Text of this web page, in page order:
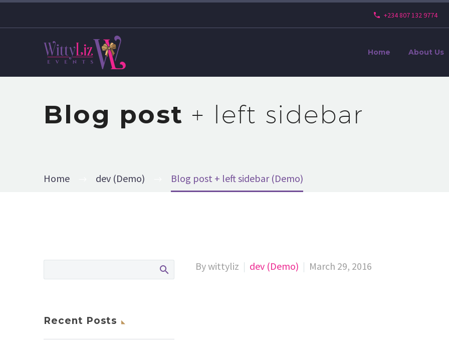
+234 807 132 9774
Home About Us
Blog post + left sidebar
Home dev (Demo) Blog post + left sidebar (Demo)
By wittyliz dev (Demo) March 29, 2016
Recent Posts